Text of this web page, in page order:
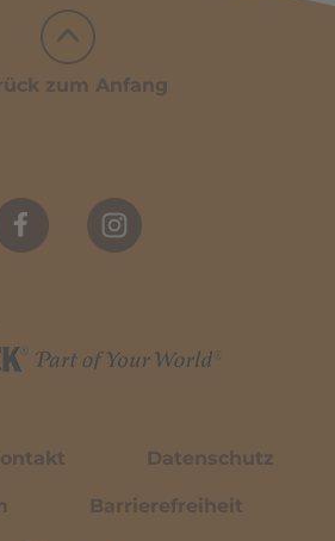
zum Anfang
Datenschutz
Barrierefreiheit